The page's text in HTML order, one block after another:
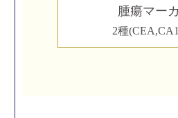
腫瘍マー
2種